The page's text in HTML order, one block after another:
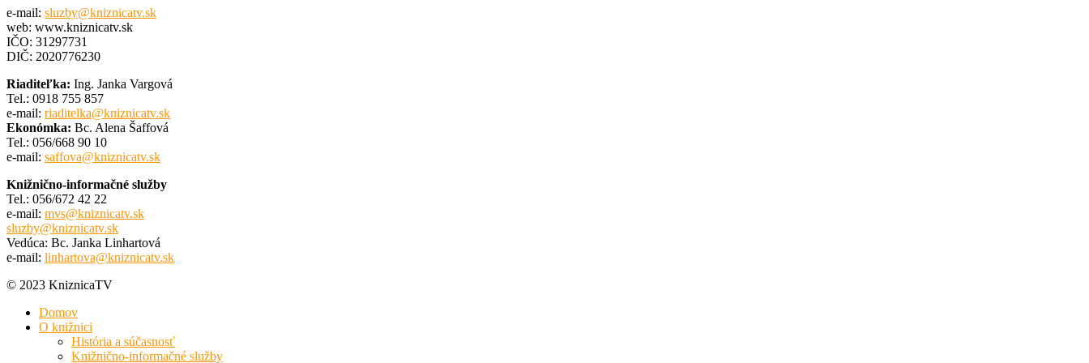
e-mail: sluzby@kniznicatv.sk
web: www.kniznicatv.sk
IČO: 31297731
DIČ: 2020776230
Riaditeľka: Ing. Janka Vargová
Tel.: 0918 755 857
e-mail: riaditelka@kniznicatv.sk
Ekonómka: Bc. Alena Šaffová
Tel.: 056/668 90 10
e-mail: saffova@kniznicatv.sk
Knižnično-informačné služby
Tel.: 056/672 42 22
e-mail: mvs@kniznicatv.sk
sluzby@kniznicatv.sk
Vedúca: Bc. Janka Linhartová
e-mail: linhartova@kniznicatv.sk
© 2023 KniznicaTV
Domov
O knižnici
História a súčasnosť
Knižnično-informačné služby